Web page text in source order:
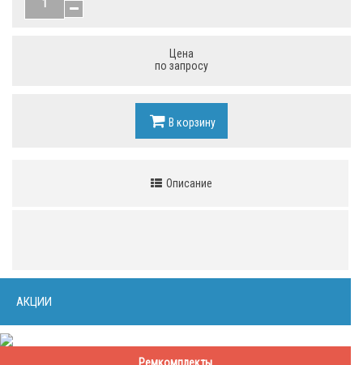
Цена
по запросу
В корзину
Описание
АКЦИИ